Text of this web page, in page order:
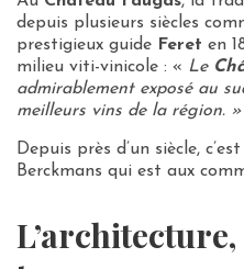
depuis plusieurs siècles
prestigieux guide Feret en
milieu viti-vinicole : « Le
admirablement exposé au
meilleurs vins de la région. »
Depuis près d’un siècle,
Berckmans qui est aux